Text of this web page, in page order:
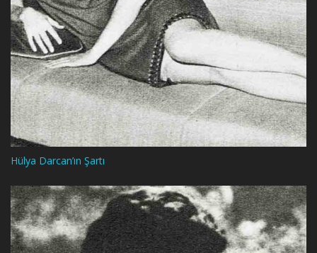
Hülya Darcan’ın Şartı